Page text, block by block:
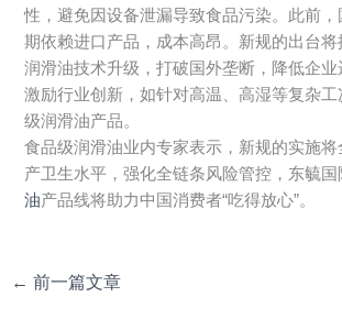
性，避免因设备泄漏导致食品污染。此前
期依赖进口产品，成本高昂。新规的出台
润滑油技术升级，打破国外垄断，降低企
激励行业创新，如针对高温、高湿等复杂
级润滑油产品。
食品级润滑油业内专家表示，新规的实施
产卫生水平，强化全链条风险管控，东毓国
油产品线将助力中国消费者“吃得放心”。
← 前一篇文章